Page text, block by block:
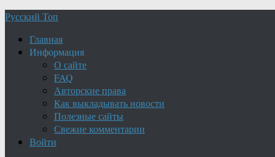
Русский Топ
Главная
Информация
О сайте
FAQ
Авторские права
Как выкладывать новости
Полезные сайты
Свежие комментарии
Войти